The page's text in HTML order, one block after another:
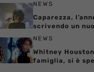
NEWS
Caparezza,
scrivendo un
NEWS
Whitney
famiglia, si è